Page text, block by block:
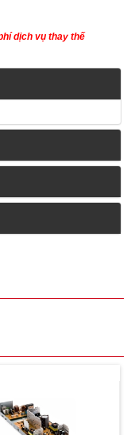
dịch vụ thay thế